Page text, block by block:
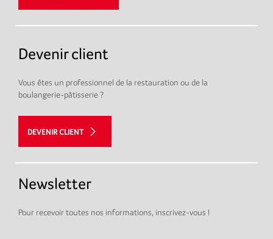
Devenir client
Vous êtes un professionnel de la restauration ou de la
boulangerie-pâtisserie ?
DEVENIR CLIENT
Newsletter
Pour recevoir toutes nos informations, inscrivez-vous !